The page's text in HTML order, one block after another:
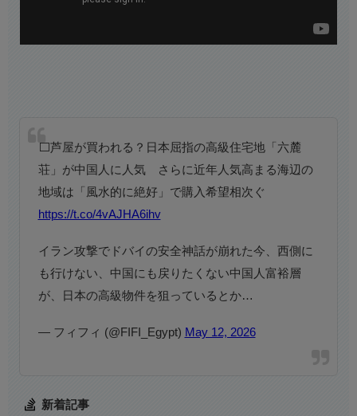
⬜️芦屋が買われる？日本屈指の高級住宅地「六麓
荘」が中国人に人気 さらに近年人気高まる海辺の
地域は「風水的に絶好」で購入希望相次ぐ
https://t.co/4vAJHA6ihv
イラン攻撃でドバイの安全神話が崩れた今、西側に
も行けない、中国にも戻りたくない中国人富裕層
が、日本の高級物件を狙っているとか…
— フィフィ (@FIFI_Egypt) May 12, 2026
新着記事